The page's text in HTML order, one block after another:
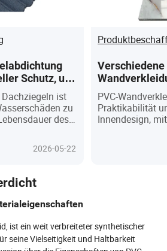
Schutz, um
zu erfüllen
ist
zu
des
Sie verbessert
2026-05-22
Erfüllung
Innendesign
PVC-
Praktikabilität
Innendesign,
ist ein weit verbreiteter synthetischer
seine Vielseitigkeit und Haltbarkeit